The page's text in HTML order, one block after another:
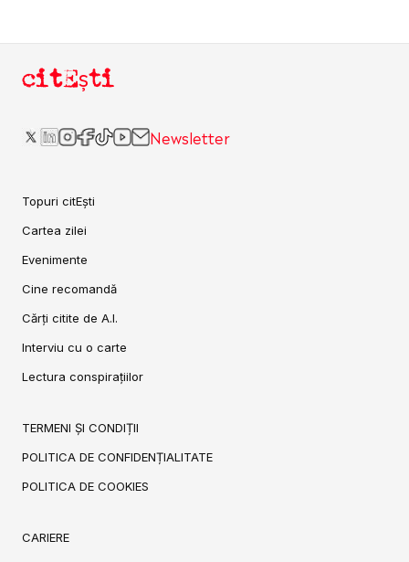
citEști
Newsletter
Topuri citEști
Cartea zilei
Evenimente
Cine recomandă
Cărți citite de A.I.
Interviu cu o carte
Lectura conspirațiilor
TERMENI ȘI CONDIȚII
POLITICA DE CONFIDENȚIALITATE
POLITICA DE COOKIES
CARIERE